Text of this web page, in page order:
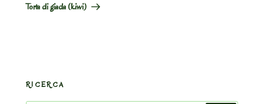
Torta di giada (kiwi)
RICERCA